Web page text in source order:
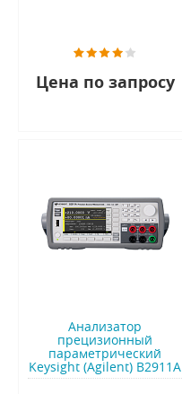
Цена по запросу
Анализатор
прецизионный
параметрический
Keysight (Agilent) B2911A